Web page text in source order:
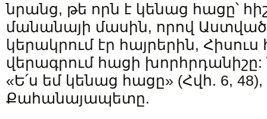
նրանց, թե որն է կենաց հացը՝
մանանայի մասին, որով
կերակրում էր հայրերին, Հիսուս
վերագրում հացի
«Ե՛ս եմ կենաց հացը» (Հվհ. 6,
Քահանայապետը.